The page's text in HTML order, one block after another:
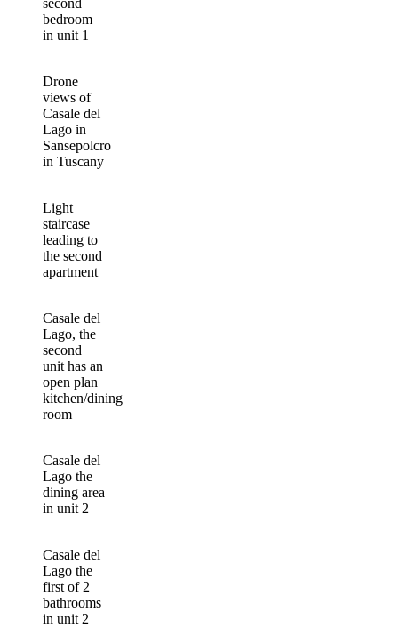
second
bedroom
in unit 1
Drone
views of
Casale del
Lago in
Sansepolcro
in Tuscany
Light
staircase
leading to
the second
apartment
Casale del
Lago, the
second
unit has an
open plan
kitchen/dining
room
Casale del
Lago the
dining area
in unit 2
Casale del
Lago the
first of 2
bathrooms
in unit 2